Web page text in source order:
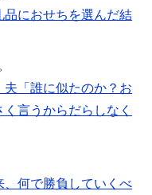
品におせちを選んだ結
「誰に似たのか？お
言うからだらしなく
何で勝負していくべ